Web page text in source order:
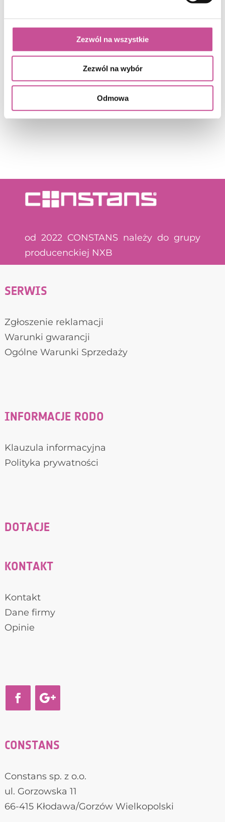
Zezwól na wszystkie
Zezwól na wybór
Odmowa
wymianę okien i drzwi
od 2022 CONSTANS należy do grupy
producenckiej NXB
SERWIS
Zgłoszenie reklamacji
Warunki gwarancji
Ogólne Warunki Sprzedaży
INFORMACJE RODO
Klauzula informacyjna
Polityka prywatności
DOTACJE
KONTAKT
Kontakt
Dane firmy
Opinie
CONSTANS
Constans sp. z o.o.
ul. Gorzowska 11
66-415 Kłodawa/Gorzów Wielkopolski